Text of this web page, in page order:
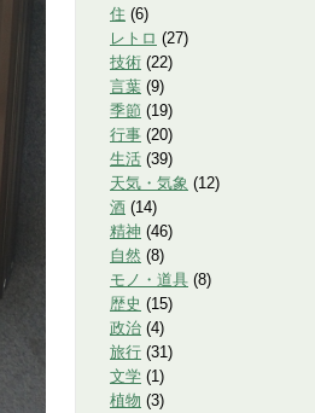
住 (6)
レトロ (27)
技術 (22)
言葉 (9)
季節 (19)
行事 (20)
生活 (39)
天気・気象 (12)
酒 (14)
精神 (46)
自然 (8)
モノ・道具 (8)
歴史 (15)
政治 (4)
旅行 (31 )
文学 (1 )
植物 (3)